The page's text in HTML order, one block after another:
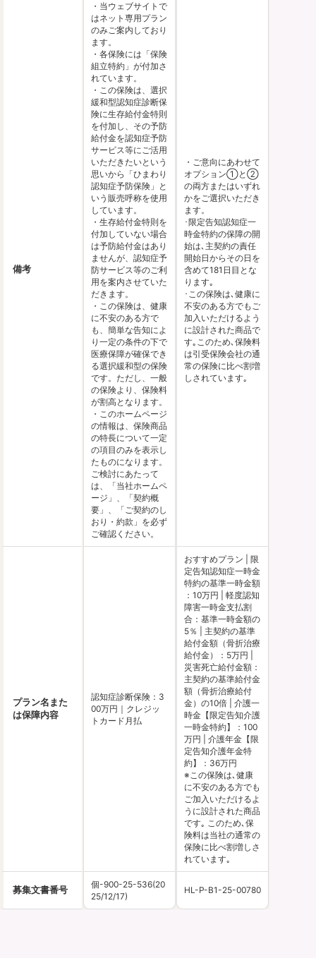
備考
・当ウェブサイトで
はネット専用プラン
のみご案内しており
ます。
・各保険には「保険
組立特約」が付加さ
れています。
・この保険は、選択
緩和型認知症診断保
険に生存給付金特則
を付加し、その予防
給付金を認知症予防
サービス等にご活用
いただきたいという
思いから「ひまわり
認知症予防保険」と
いう販売呼称を使用
しています。
・生存給付金特則を
付加していない場合
は予防給付金はあり
ませんが、認知症予
防サービス等のご利
用を案内させていた
だきます。
・この保険は、健康
に不安のある方で
も、簡単な告知によ
り一定の条件の下で
医療保障が確保でき
る選択緩和型の保険
です。ただし、一般
の保険より、保険料
が割高となります。
・このホームページ
の情報は、保険商品
の特長について一定
の項目のみを表示し
たものになります。
ご検討にあたって
は、「当社ホームペ
ージ」、「契約概
要」、「ご契約のし
おり・約款」を必ず
ご確認ください。
・ご意向にあわせて
オプション①と②
の両方またはいずれ
かをご選択いただき
ます。
･限定告知認知症一
時金特約の保障の開
始は､主契約の責任
開始日からその日を
含めて181日目とな
ります｡
･この保険は､健康に
不安のある方でもご
加入いただけるよう
に設計された商品で
す｡このため､保険料
は引受保険会社の通
常の保険に比べ割増
しされています｡
プラン名また
は保障内容
認知症診断保険：3
00万円｜クレジッ
トカード月払
おすすめプラン | 限
定告知認知症一時金
特約の基準一時金額
：10万円 | 軽度認知
障害一時金支払割
合：基準一時金額の
5％ | 主契約の基準
給付金額（骨折治療
給付金）：5万円 |
災害死亡給付金額：
主契約の基準給付金
額（骨折治療給付
金）の10倍 | 介護一
時金【限定告知介護
一時金特約】：100
万円 | 介護年金【限
定告知介護年金特
約】：36万円
※この保険は､健康
に不安のある方でも
ご加入いただけるよ
うに設計された商品
です｡ このため､保
険料は当社の通常の
保険に比べ割増しさ
れています｡
募集文書番号
個-900-25-536(20
25/12/17)
HL-P-B1-25-00780